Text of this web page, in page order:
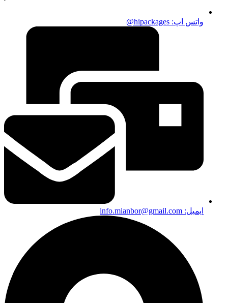
واتس اپ:‌ hipackages@
ایمیل:‌ info.mianbor@gmail.com